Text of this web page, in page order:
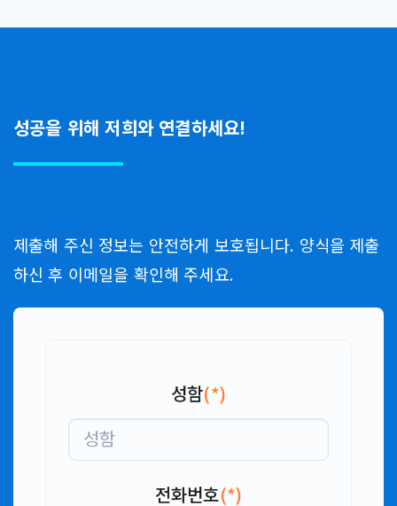
성공을 위해 저희와 연결하세요!
제출해 주신 정보는 안전하게 보호됩니다. 양식을 제출
하신 후 이메일을 확인해 주세요.
성함(*)
전화번호(*)